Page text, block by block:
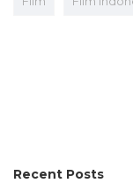
Recent Posts